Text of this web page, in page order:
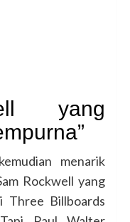
yang
menarik
Rockwell yang
Three Billboards